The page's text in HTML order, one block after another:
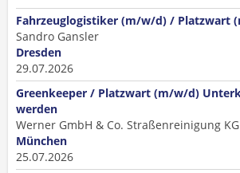
Fahrzeuglogistiker (m/w/d) / Platzwart
Sandro Gansler
Dresden
29.07.2026
Greenkeeper / Platzwart (m/w/d)
werden
Werner GmbH & Co. Straßenreinigung KG
München
25.07.2026